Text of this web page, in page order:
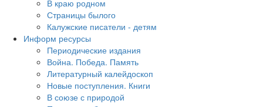
В краю родном
Страницы былого
Калужские писатели - детям
Информ ресурсы
Периодические издания
Война. Победа. Память
Литературный калейдоскоп
Новые поступления. Книги
В союзе с природой